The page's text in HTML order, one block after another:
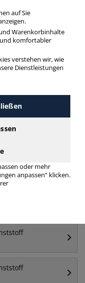
auf Sie
Warenkorbinhalte
und komfortabler
verstehen wir, wie
Dienstleistungen
oder mehr
anpassen“ klicken.